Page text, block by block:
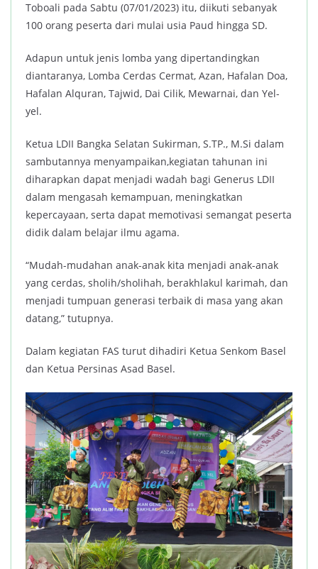
Toboali pada Sabtu (07/01/2023) itu, diikuti sebanyak
100 orang peserta dari mulai usia Paud hingga SD.
Adapun untuk jenis lomba yang dipertandingkan
diantaranya, Lomba Cerdas Cermat, Azan, Hafalan Doa,
Hafalan Alquran, Tajwid, Dai Cilik, Mewarnai, dan Yel-
yel.
Ketua LDII Bangka Selatan Sukirman, S.TP., M.Si dalam
sambutannya menyampaikan,kegiatan tahunan ini
diharapkan dapat menjadi wadah bagi Generus LDII
dalam mengasah kemampuan, meningkatkan
kepercayaan, serta dapat memotivasi semangat peserta
didik dalam belajar ilmu agama.
“Mudah-mudahan anak-anak kita menjadi anak-anak
yang cerdas, sholih/sholihah, berakhlakul karimah, dan
menjadi tumpuan generasi terbaik di masa yang akan
datang,” tutupnya.
Dalam kegiatan FAS turut dihadiri Ketua Senkom Basel
dan Ketua Persinas Asad Basel.